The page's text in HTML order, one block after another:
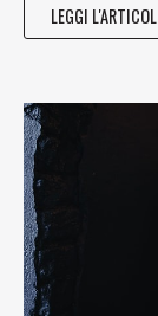
LEGGI